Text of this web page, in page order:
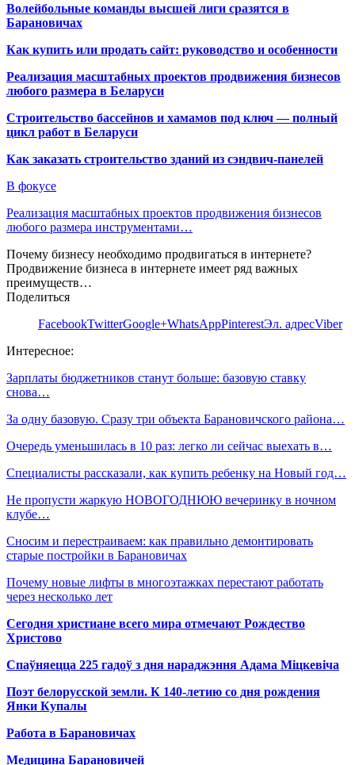
Волейбольные команды высшей лиги сразятся в
Барановичах
Как купить или продать сайт: руководство и особенности
Реализация масштабных проектов продвижения бизнесов
любого размера в Беларуси
Строительство бассейнов и хамамов под ключ — полный
цикл работ в Беларуси
Как заказать строительство зданий из сэндвич-панелей
В фокусе
Реализация масштабных проектов продвижения бизнесов
любого размера инструментами…
Почему бизнесу необходимо продвигаться в интернете?
Продвижение бизнеса в интернете имеет ряд важных
преимуществ…
Поделиться
FacebookTwitterGoogle+WhatsAppPinterestЭл. адресViber
Интересное:
Зарплаты бюджетников станут больше: базовую ставку
снова…
За одну базовую. Сразу три объекта Барановичского района…
Очередь уменьшилась в 10 раз: легко ли сейчас выехать в…
Специалисты рассказали, как купить ребенку на Новый год…
Не пропусти жаркую НОВОГОДНЮЮ вечеринку в ночном
клубе…
Сносим и перестраиваем: как правильно демонтировать
старые постройки в Барановичах
Почему новые лифты в многоэтажках перестают работать
через несколько лет
Сегодня христиане всего мира отмечают Рождество
Христово
Спаўняецца 225 гадоў з дня нараджэння Адама Міцкевіча
Поэт белорусской земли. К 140-летию со дня рождения
Янки Купалы
Работа в Барановичах
Медицина Барановичей